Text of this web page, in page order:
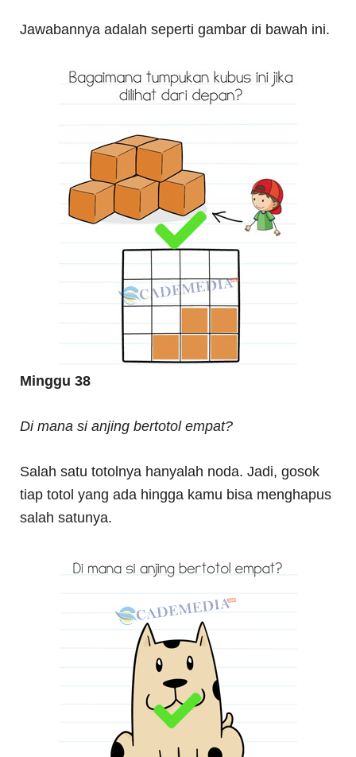
Jawabannya adalah seperti gambar di bawah ini.
Minggu 38
Di mana si anjing bertotol empat?
Salah satu totolnya hanyalah noda. Jadi, gosok
tiap totol yang ada hingga kamu bisa menghapus
salah satunya.